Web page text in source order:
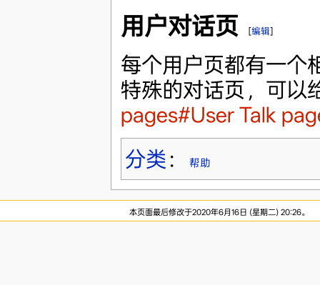
用户对话页 [编辑]
每个用户页都有一个
特殊的对话页，可以
pages#User Talk
分类 ： 帮助
本页面最后修改于2020年6月16日 (星期二) 20:26。